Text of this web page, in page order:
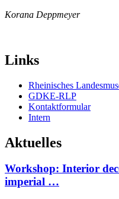
Korana Deppmeyer
Links
Rheinisches
GDKE-RLP
Kontaktformular
Intern
Aktuelles
Workshop: Interior
imperial …